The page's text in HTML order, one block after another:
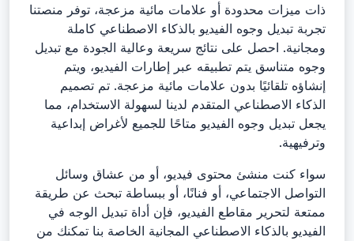
ذات ميزات محدودة أو علامات مائية مزعجة، توفر منصتنا
تجربة تبديل وجوه الفيديو بالذكاء الاصطناعي كاملة
ومجانية. احصل على نتائج سريعة وعالية الجودة مع تبديل
وجوه متناسق يتم تطبيقه عبر إطارات الفيديو، ويتم
إنشاؤه تلقائيًا بدون علامات مائية مزعجة. تم تصميم
الذكاء الاصطناعي المتقدم لدينا لسهولة الاستخدام، مما
يجعل تبديل وجوه الفيديو متاحًا للجميع لأغراض إبداعية
وترفيهية.
سواء كنت منشئ محتوى فيديو، أو من عشاق وسائل
التواصل الاجتماعي، أو فنانًا، أو ببساطة تبحث عن طريقة
ممتعة لتحرير مقاطع الفيديو، فإن أداة تبديل الوجه في
الفيديو بالذكاء الاصطناعي المجانية الخاصة بنا تمكنك من